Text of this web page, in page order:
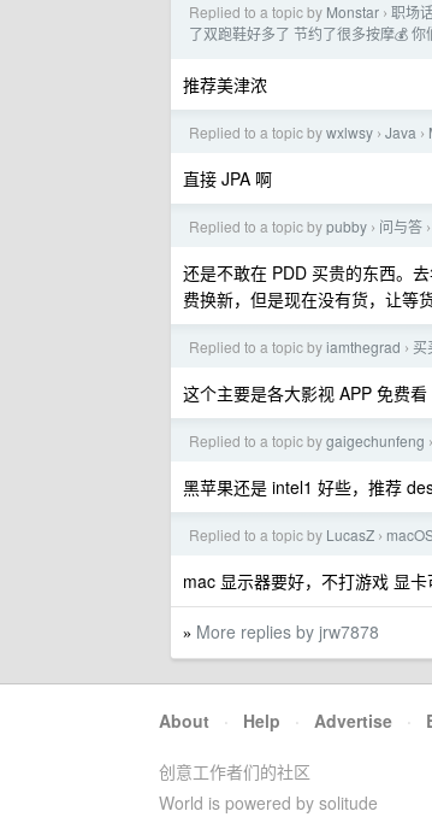
Replied to a topic by Monstar › 职场
了双跑鞋好多了 节约了很多按摩💰 你
推荐美津浓
Replied to a topic bywxlwsy › Java ›
直接 JPA 啊
Replied to a topic bypubby › 问与答 ›
还是不敢在 PDD 买贵的东西。
费换新，但是现在没有货，让等
Replied to a topic byiamthegrad › 买
这个主要是各大影视 APP 免费看
Replied to a topic bygaigechunfeng ›
黑苹果还是 intel1 好些，推荐
Replied to a topic by LucasZ ›
mac 显示器要好，不打游戏 显
» More replies by jrw7878
About · Help · Advertise ·
创意工作者们的社区
World is powered by solitude